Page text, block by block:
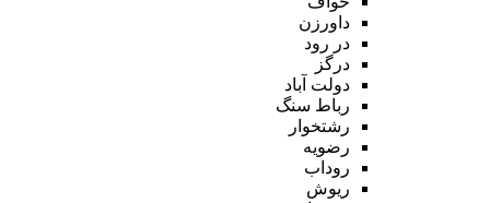
داورزن
در رود
درگز
دولت آباد
رباط سنگ
رشتخوار
رضویه
روداب
ریوش